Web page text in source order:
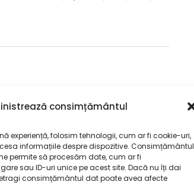
consimțământul
experiență, folosim tehnologii, cum ar fi cookie-uri,
informațiile despre dispozitive. Consimțământul
permite să procesăm date, cum ar fi
sau ID-uri unice pe acest site. Dacă nu îți dai
consimțământul dat poate avea afecte